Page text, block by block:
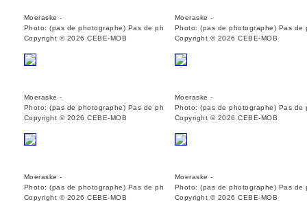
Moeraske -
Photo: (pas de photographe) Pas de ph
Copyright © 2026 CEBE-MOB
Moeraske -
Photo: (pas de photographe) Pas de
Copyright © 2026 CEBE-MOB
Moeraske -
Photo: (pas de photographe) Pas de ph
Copyright © 2026 CEBE-MOB
Moeraske -
Photo: (pas de photographe) Pas de
Copyright © 2026 CEBE-MOB
Moeraske -
Photo: (pas de photographe) Pas de ph
Copyright © 2026 CEBE-MOB
Moeraske -
Photo: (pas de photographe) Pas de
Copyright © 2026 CEBE-MOB